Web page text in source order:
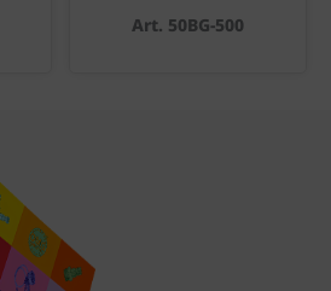
Art. 50BG-500